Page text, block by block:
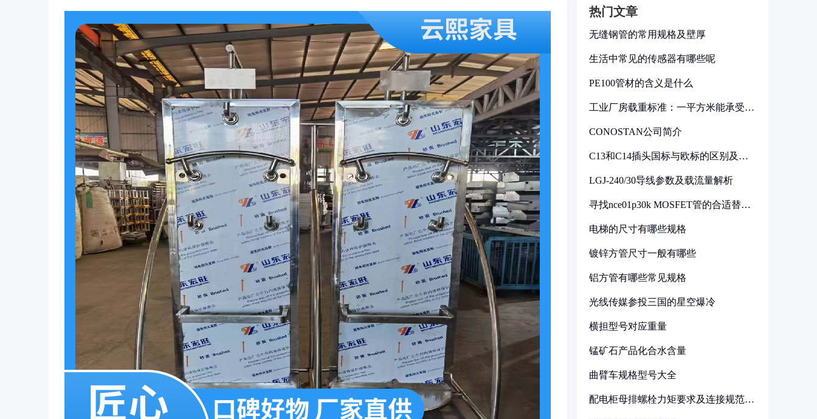
热门文章
无缝钢管的常用规格及壁厚
生活中常见的传感器有哪些呢
PE100管材的含义是什么
工业厂房载重标准：一平方米能承受多
CONOSTAN公司简介
C13和C14插头国标与欧标的区别及其
LGJ-240/30导线参数及载流量解析
寻找nce01p30k MOSFET管的合适替代
电梯的尺寸有哪些规格
镀锌方管尺寸一般有哪些
铝方管有哪些常见规格
光线传媒参投三国的星空爆冷
横担型号对应重量
锰矿石产品化合水含量
曲臂车规格型号大全
配电柜母排螺栓力矩要求及连接规范详